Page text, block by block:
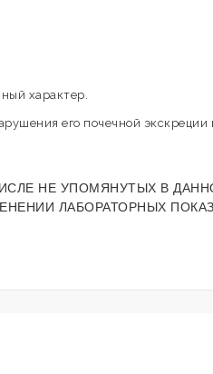
характер.
его почечной
НЕ УПОМЯНУТЫХ В
ЛАБОРАТОРНЫХ